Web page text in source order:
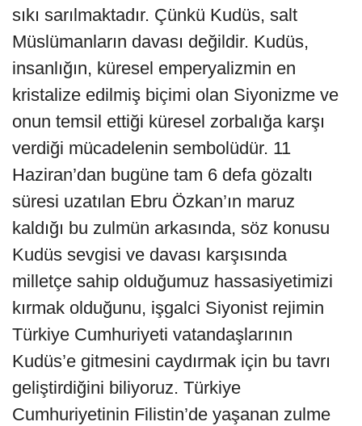
sıkı sarılmaktadır. Çünkü Kudüs, salt
Müslümanların davası değildir. Kudüs,
insanlığın, küresel emperyalizmin en
kristalize edilmiş biçimi olan Siyonizme ve
onun temsil ettiği küresel zorbalığa karşı
verdiği mücadelenin sembolüdür. 11
Haziran’dan bugüne tam 6 defa gözaltı
süresi uzatılan Ebru Özkan’ın maruz
kaldığı bu zulmün arkasında, söz konusu
Kudüs sevgisi ve davası karşısında
milletçe sahip olduğumuz hassasiyetimizi
kırmak olduğunu, işgalci Siyonist rejimin
Türkiye Cumhuriyeti vatandaşlarının
Kudüs’e gitmesini caydırmak için bu tavrı
geliştirdiğini biliyoruz. Türkiye
Cumhuriyetinin Filistin’de yaşanan zulme